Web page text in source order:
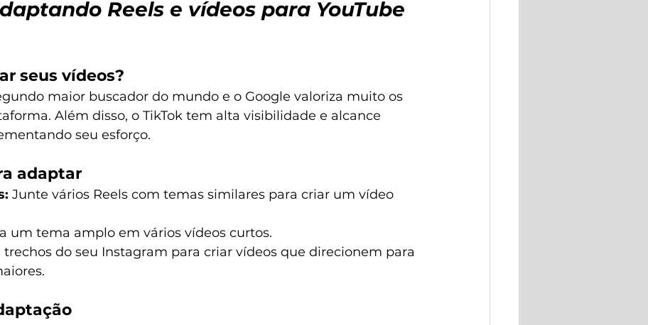
Reels e vídeos para YouTube
seus vídeos?
maior buscador do mundo e o Google valoriza muito os
Além disso, o TikTok tem alta visibilidade e alcance
seu esforço.
adaptar
Junte vários Reels com temas similares para criar um vídeo
um tema amplo em vários vídeos curtos.
trechos do seu Instagram para criar vídeos que direcionem para